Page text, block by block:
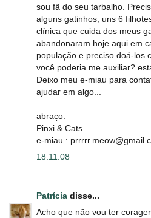
sou fã do seu tarbalho.
alguns gatinhos, uns 6
clínica que cuida dos meus
abandonaram hoje aqui em
população e preciso doá-los
você poderia me auxiliar?
Deixo meu e-miau para
ajudar em algo...
abraço.
Pinxi & Cats.
e-miau :
18.11.08
Patrícia disse...
Acho que não vou ter